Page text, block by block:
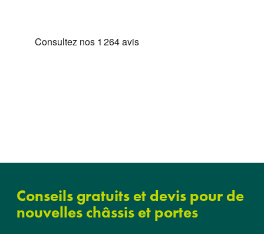
Conseils gratuits et devis pour de
nouvelles châssis et portes